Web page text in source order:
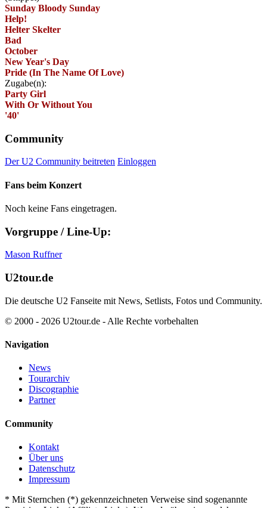
Sunday Bloody Sunday
Help!
Helter Skelter
Bad
October
New Year's Day
Pride (In The Name Of Love)
Zugabe(n):
Party Girl
With Or Without You
'40'
Community
Der U2 Community beitreten Einloggen
Fans beim Konzert
Noch keine Fans eingetragen.
Vorgruppe / Line-Up:
Mason Ruffner
U2tour.de
Die deutsche U2 Fanseite mit News, Setlists, Fotos und Community.
© 2000 - 2026 U2tour.de - Alle Rechte vorbehalten
Navigation
News
Tourarchiv
Discographie
Partner
Community
Kontakt
Über uns
Datenschutz
Impressum
* Mit Sternchen (*) gekennzeichneten Verweise sind sogenannte